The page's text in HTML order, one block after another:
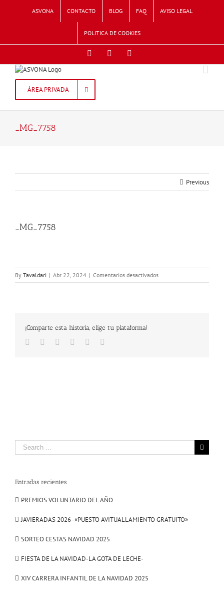
ASVONA CONTACTO BLOG FAQ AVISO LEGAL
POLITICA DE COOKIES
FacebookTwitter
ÁREA PRIVADA
_MG_7758
Previous
_MG_7758
By Tavaldari | Abr 22, 2024 | Comentarios desactivadosen
_MG_7758
¡Comparte esta historia, elige tu plataforma!
Facebook
TwitterLinkedInGoogle+Pinterest
Search
for:
Entradas recientes
PREMIOS VOLUNTARIO DEL AÑO
JAVIERADAS 2026 -«PUESTO AVITUALLAMIENTO GRATUITO»
SORTEO CESTAS NAVIDAD 2025
FIESTA DE LA NAVIDAD-LA GOTA DE LECHE-
XIV CARRERA INFANTIL DE LA NAVIDAD 2025